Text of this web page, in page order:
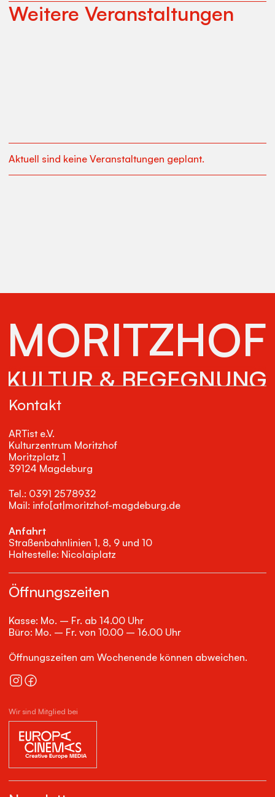
Weitere Veranstaltungen
Aktuell sind keine Veranstaltungen geplant.
Kontakt
ARTist e.V.
Kulturzentrum Moritzhof
Moritzplatz 1
39124 Magdeburg
Tel.: 0391 2578932
Mail: info[at|moritzhof-magdeburg.de
Anfahrt
Straßenbahnlinien 1, 8, 9 und 10
Haltestelle: Nicolaiplatz
Öffnungszeiten
Kasse: Mo. – Fr. ab 14.00 Uhr
Büro: Mo. – Fr. von 10.00 – 16.00 Uhr
Öffnungszeiten am Wochenende können abweichen.
Wir sind Mitglied bei
MORITZHOF
KULTUR & BEGEGNUNG